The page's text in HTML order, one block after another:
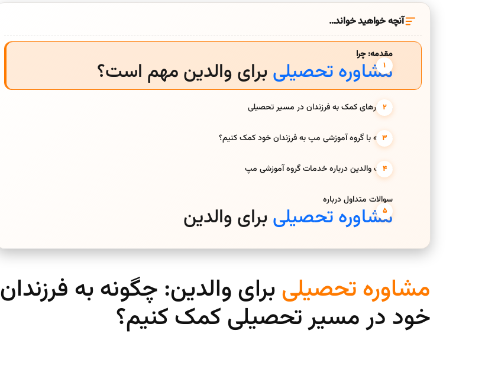
آنچه خواهید خواند…
مقدمه: چرا
مشاوره تحصیلی برای والدین مهم است؟
راهکارهای کمک به فرزندان در مسیر تحصیلی
چگونه با گروه آموزشی مپ به فرزندان خود کمک کنیم؟
نظرات والدین درباره خدمات گروه آموزشی مپ
سوالات متداول درباره
مشاوره تحصیلی برای والدین
مشاوره تحصیلیبرای والدین: چگونه به فرزندان
خود در مسیر تحصیلی کمک کنیم؟